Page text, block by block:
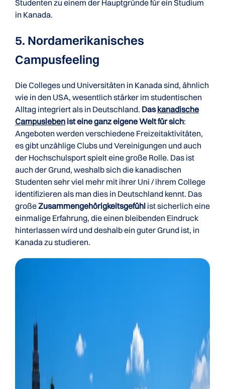
Studenten zu einem der Hauptgründe für ein Studium
in Kanada.
5. Nordamerikanisches
Campusfeeling
Die Colleges und Universitäten in Kanada sind, ähnlich
wie in den USA, wesentlich stärker im studentischen
Alltag integriert als in Deutschland. Daskanadische
Campusleben ist eine ganz eigene Welt für sich:
Angeboten werden verschiedene Freizeitaktivitäten,
es gibt unzählige Clubs und Vereinigungen und auch
der Hochschulsport spielt eine große Rolle. Das ist
auch der Grund, weshalb sich die kanadischen
Studenten sehr viel mehr mit ihrer Uni / ihrem College
identifizieren als man dies in Deutschland kennt. Das
großeZusammengehörigkeitsgefühl ist sicherlich eine
einmalige Erfahrung, die einen bleibenden Eindruck
hinterlassen wird und deshalb ein guter Grund ist, in
Kanada zu studieren.